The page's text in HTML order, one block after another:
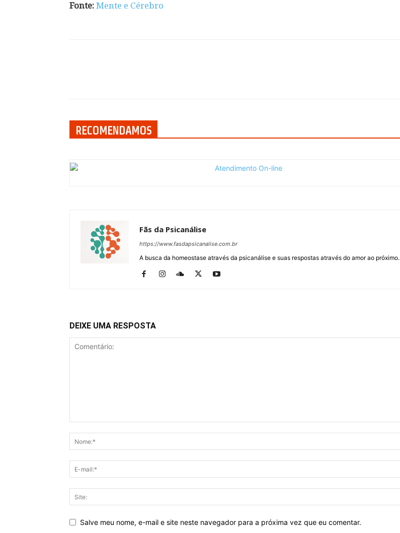
Fonte: Mente e Cérebro
RECOMENDAMOS
Fãs da Psicanálise
https://www.fasdapsicanalise.com.br
A busca da homeostase através da psicanálise e suas respostas através do amor ao próximo.
DEIXE UMA RESPOSTA
Salve meu nome, e-mail e site neste navegador para a próxima vez que eu comentar.